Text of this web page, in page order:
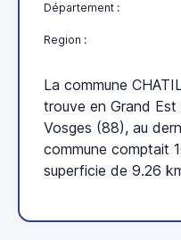
Département :
Region :
La commune
trouve en Grand
Vosges (88), au
commune comptait
superficie de 9.26